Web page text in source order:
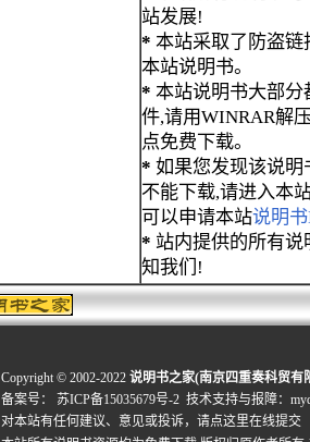
站发展!
* 本站采取了防盗链
本站说明书。
* 本站说明书大部分
件,请用WINRAR解
点免费下载。
* 如果您发现该说明
不能下载,请进入本
可以申请本站说明
* 站内提供的所有
知我们!
Copyright © 2002-2022 说明书之家(南京四重奏科贸有
备案号：
苏ICP备15035679号-2 技术支持与报障：
对本站有任何建议、意见或投诉， 请点这里在线提交